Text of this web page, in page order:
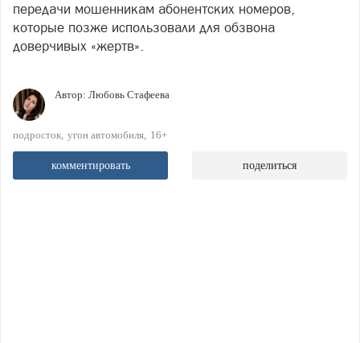
передачи мошенникам абонентских номеров,
которые позже использовали для обзвона
доверчивых «жертв».
Автор: Любовь Стафеева
подросток угон автомобиля 16+
комментировать поделиться